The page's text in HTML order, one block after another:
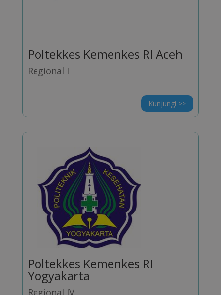
Poltekkes Kemenkes RI Aceh
Regional I
Kunjungi >>
Poltekkes Kemenkes RI
Yogyakarta
Regional IV